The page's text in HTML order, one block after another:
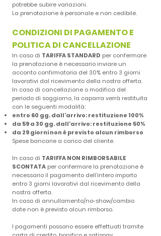
potrebbe subire variazioni.
La prenotazione è personale e non cedibile.
CONDIZIONI DI PAGAMENTO E
POLITICA DI CANCELLAZIONE
In caso di TARIFFA STANDARD per confermare
la prenotazione è necessario inviare un
acconto confirmatoria del 30% entro 3 giorni
lavorativi dal ricevimento della nostra offerta.
In caso di cancellazione o modifica del
periodo di soggiorno, la caparra verrà restituita
con le seguenti modalità:
entro 60 gg. dall'arrivo: restituzione 100%
da 59 a 30 gg. dall'arrivo: restituzione 50%
da 29 giorni non è previsto alcun rimborso
Spese bancarie a carico del cliente.
In caso di TARIFFA NON RIMBORSABILE
SCONTATA per confermare la prenotazione è
necessario il pagamento dell’intero importo
entro 3 giorni lavorativi dal ricevimento della
nostra offerta.
In caso di annullamento/no-show/cambio
date non è previsto alcun rimborso.
I pagamenti possono essere effettuati tramite